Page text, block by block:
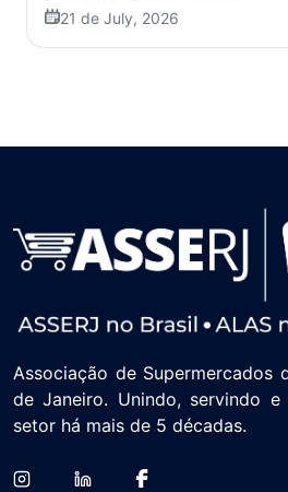
21 de July, 2026
Associação de Supermercados
de Janeiro. Unindo, servindo e
setor há mais de 5 décadas.